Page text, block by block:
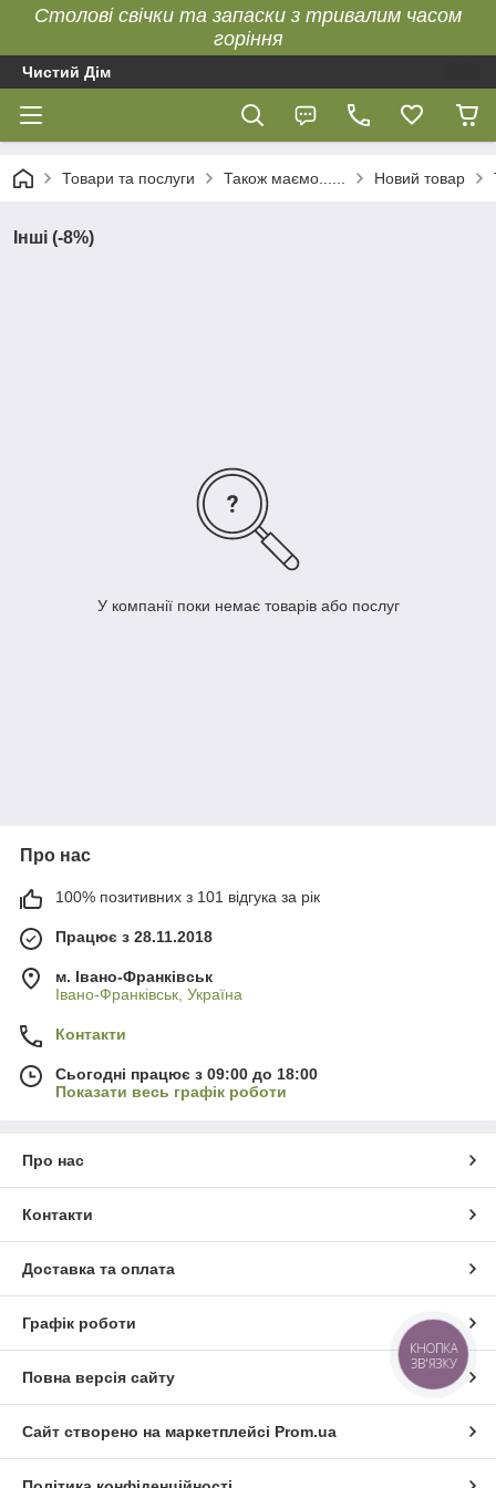
Столові свічки та запаски з тривалим часом
горіння
Чистий Дім
Товари та послуги Також маємо...... Новий товар
Інші (-8%)
У компанії поки немає товарів або послуг
Про нас
100% позитивних з 101 відгука за рік
Працює з 28.11.2018
м. Івано-Франківськ
Івано-Франківськ, Україна
Контакти
Сьогодні працює з 09:00 до 18:00
Показати весь графік роботи
Про нас
Контакти
Доставка та оплата
Графік роботи
Повна версія сайту
Сайт створено на маркетплейсі Prom.ua
КНОПКА
ЗВ'ЯЗКУ